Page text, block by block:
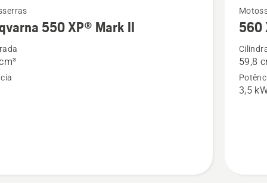
550 XP® Mark II
Ver
mais
detalhes
sobre
560
Mark
560
59,8
3,5